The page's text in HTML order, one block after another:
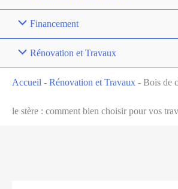
Financement
Rénovation et Travaux
Accueil - Rénovation et Travaux - Bois de
le stère : comment bien choisir pour vos